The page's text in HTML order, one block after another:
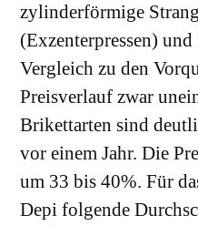
zylinderförmige
(Exzenterpressen)
Vergleich zu den
Preisverlauf zwar
Brikettarten sind
vor einem Jahr. Die
um 33 bis 40%. Für
Depi folgende